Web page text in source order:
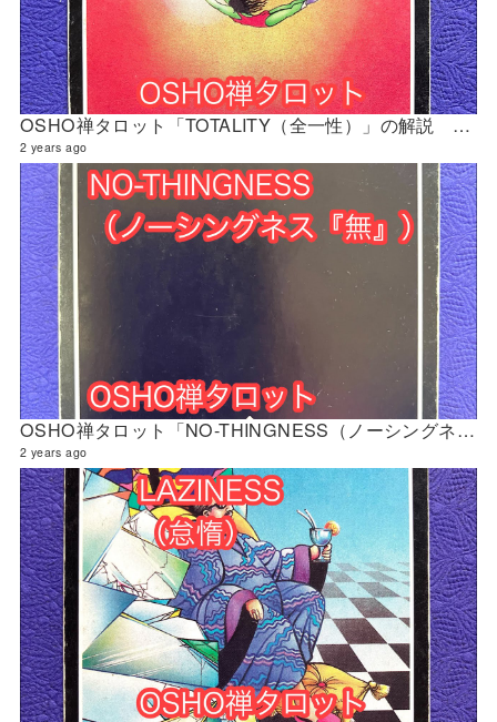
OSHO禅タロット「TOTALITY（全一性）」の解説 2024年4月の門鑑定（創門）
2 years ago
OSHO禅タロット「NO-THINGNESS（ノーシングネス『無』）」の解説 2024年4月の門鑑定（立門）
2 years ago